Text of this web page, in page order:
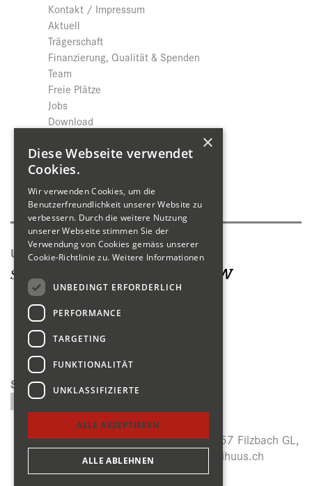
Kontakt / Impressum
Aktuell
Trägerschaft
Finanzierung, Qualität & Spenden
Team
Freie Plätze
Jobs
Download
Shop
Produktkatalog
Unsere Seiten
Suchen
Menzihuus, Panoramastrasse 27, CH-8757 Filzbach GL,
+41 (0)55 614 64 14,
info@menzihuus.ch
×
Diese Webseite verwendet
Cookies.
Wir verwenden Cookies, um die
Benutzerfreundlichkeit unserer Website zu
verbessern. Durch die weitere Nutzung
unserer Webseite stimmen Sie der
Verwendung von Cookies gemäss unserer
Cookie-Richtlinie zu. Weitere Informationen
UNBEDINGT ERFORDERLICH
PERFORMANCE
TARGETING
FUNKTIONALITÄT
UNKLASSIFIZIERTE
ALLE AKZEPTIEREN
ALLE ABLEHNEN